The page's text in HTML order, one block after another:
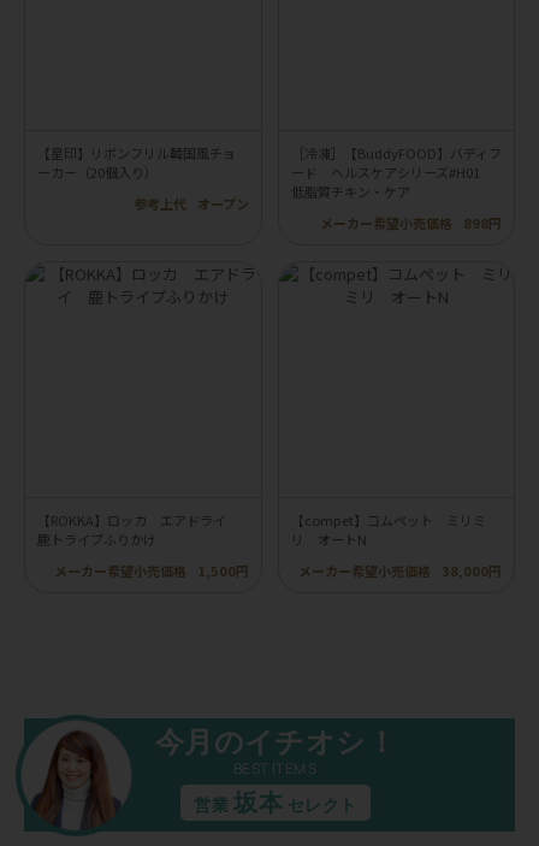
【星印】リボンフリル韓国風チョ
ーカー（20個入り）
参考上代
オープン
［冷凍］【BuddyFOOD】バディフ
ード ヘルスケアシリーズ#H01
低脂質チキン・ケア
メーカー希望小売価格
898円
【ROKKA】ロッカ エアドライ
鹿トライプふりかけ
メーカー希望小売価格
1,500円
【compet】コムペット ミリミ
リ オートN
メーカー希望小売価格
38,000円
今月のイチオシ！
BEST ITEMS
営業 坂本 セレクト